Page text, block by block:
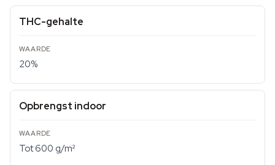
THC-gehalte
20%
Opbrengst indoor
Tot 600 g/m²